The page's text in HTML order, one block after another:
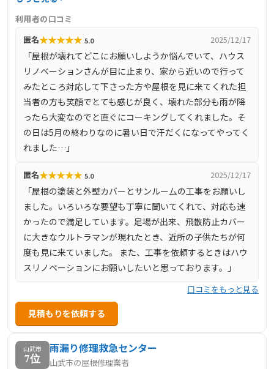
な提案を行っています。詳細な施工事例や料金に関する情
報は公開されていませんが、無料診断を実施しており、相
談や見積もりを気軽に依頼することができます。
利用者の口コミ
匿名★★★★★ 5.0 2025/12/17
「屋根が壊れてどこにお願いしようか悩んでいて、ハウス
リノベーションさんが目に止まり、家から近いので行って
みたところ対応して下さった方や屋根を見に来てくれた担
当者の方も笑顔でとても感じが良く、壊れた部分も雨が降
ったら大変なのでと直ぐにコーキングしてくれました。そ
の日は5月の終わりなのに暑い日で汗だくになってやってく
れました…」
匿名★★★★★ 5.0 2025/12/17
「屋根の塗装と外壁カバーとサンルー厶の工事をお願いし
ました。いろいろな要望も丁寧に聞いてくれて、対応も速
かったので満足しています。足場が出来、飛散防止カバー
に大きなウルトラマンが現れたとき、近所の子供たちが何
度も見に来ていました。 また、工事を依頼するときはハウ
スリノベーションにお願いしたいと思っております。」
口コミをもっと見る
見積もりを依頼する
山武市
7位
雨漏り修理救急センター
山武市の屋根修理業者